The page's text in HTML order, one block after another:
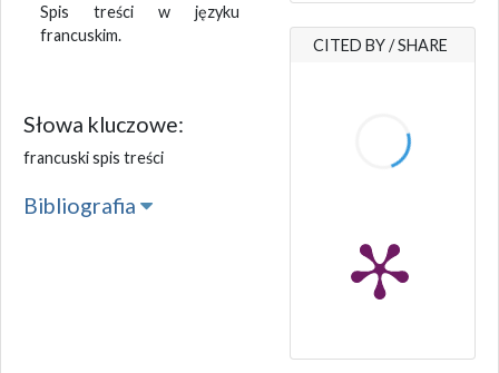
Spis treści w języku
francuskim.
Słowa kluczowe:
francuski spis treści
Bibliografia
CITED BY / SHARE